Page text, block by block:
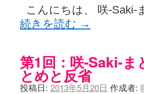
こんにちは、 咲-Saki-
続きを読む →
第1回：咲-Saki-ま
とめと反省
投稿日: 2013年5月20日 作成者: